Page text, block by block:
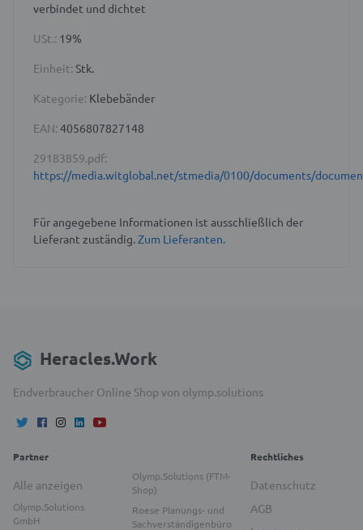
verbindet und dichtet
USt.: 19%
Einheit: Stk.
Kategorie: Klebebänder
EAN: 4056807827148
29183859.pdf:
https://media.witglobal.net/stmedia/0100/documents/
Für angegebene Informationen ist ausschließlich der
Lieferant zuständig.Zum Lieferanten.
Heracles.Work
Endverbraucher Online Shop von olymp.solutions
Partner
Alle anzeigen
Olymp.Solutions
GmbH
Olymp.Solutions (FTM-
Shop)
Roese Planungs- und
Sachverständigenbüro
Rechtliches
Datenschutz
AGB